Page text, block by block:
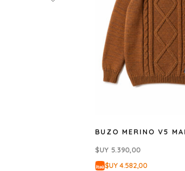
BUZO MERINO V5
$UY 5.390,00
$UY 4.582,00